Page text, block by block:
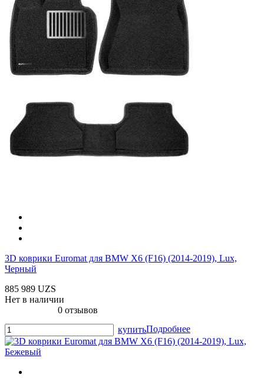
3D коврики Euromat для BMW X6 (F16) (2014-2019), Lux,
Черный
885 989 UZS
Нет в наличии
0 отзывов
купитьПодробнее